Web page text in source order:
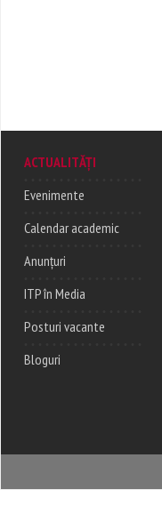
ACTUALITĂȚI
Evenimente
Calendar academic
Anunțuri
ITP în Media
Posturi vacante
Bloguri